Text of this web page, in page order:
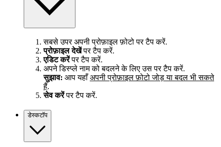
सबसे उपर अपनी प्रोफ़ाइल फ़ोटो पर टैप करें.
प्रोफ़ाइल देखेंपर टैप करें.
एडिट करेंपर टैप करें.
अपने डिस्प्ले नाम को बदलने के लिए उस पर टैप करें.
सुझाव: आप यहाँअपनी प्रोफ़ाइल फ़ोटो जोड़ या बदल भी सकते
हैं.
सेव करेंपर टैप करें.
डेस्कटॉप